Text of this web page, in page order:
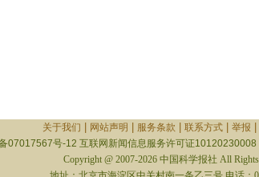
关于我们 网站声明 服务条款 联系方式| 举报
07017567号-12 互联网新闻信息服务许可证10120230008
Copyright @ 2007-2026 中国科学报社 All Rights